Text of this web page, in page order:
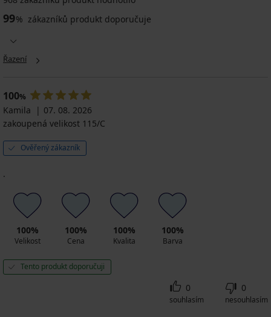
99% zákazníků produkt doporučuje
Řazení
100%
Kamila
07. 08. 2026
zakoupená velikost 115/C
Ověřený zákazník
.
100%
Velikost
100%
Cena
100%
Kvalita
100%
Barva
Tento produkt doporučuji
0
souhlasím
0
nesouhlasím